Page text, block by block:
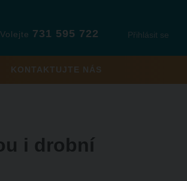
Přihlásit se
Volejte 731 595 722
KONTAKTUJTE NÁS
i drobní